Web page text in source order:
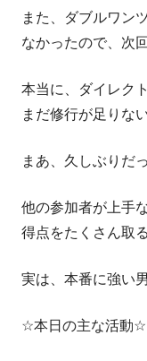
また、ダブルワン
なかったので、次
本当に、ダイレク
まだ修行が足りな
まあ、久しぶりだ
他の参加者が上手
得点をたくさん取
実は、本番に強い
☆本日の主な活動☆